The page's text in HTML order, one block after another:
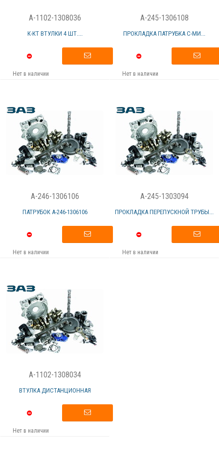
A-1102-1308036
К-КТ ВТУЛКИ 4 ШТ....
Нет в наличии
A-245-1306108
ПРОКЛАДКА ПАТРУБКА С-МИ...
Нет в наличии
A-246-1306106
ПАТРУБОК А-246-1306106
Нет в наличии
A-245-1303094
ПРОКЛАДКА ПЕРЕПУСКНОЙ ТРУБЫ...
Нет в наличии
A-1102-1308034
ВТУЛКА ДИСТАНЦИОННАЯ
Нет в наличии